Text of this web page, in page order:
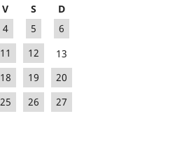
V S
D
4 5
6
11 12
13
18 19
20
25 26
27